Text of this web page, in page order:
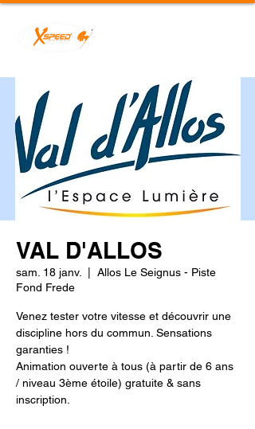
VAL D'ALLOS
sam. 18 janv.
Allos Le Seignus - Piste
Fond Frede
Venez tester votre vitesse et découvrir une
discipline hors du commun. Sensations
garanties !
Animation ouverte à tous (à partir de 6 ans
/ niveau 3ème étoile) gratuite & sans
inscription.